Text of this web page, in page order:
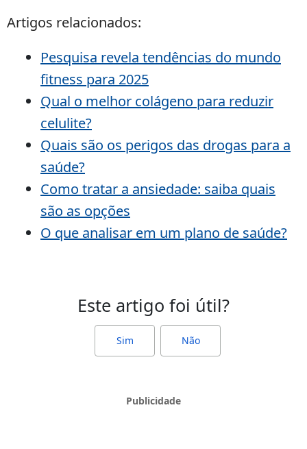
Artigos relacionados:
Pesquisa revela tendências do mundo
fitness para 2025
Qual o melhor colágeno para reduzir
celulite?
Quais são os perigos das drogas para a
saúde?
Como tratar a ansiedade: saiba quais
são as opções
O que analisar em um plano de saúde?
Este artigo foi útil?
Sim Não